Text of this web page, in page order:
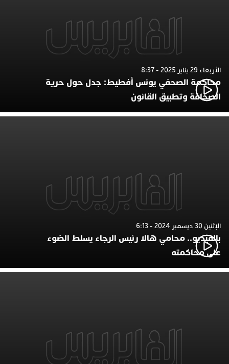
الأربعاء 29 يناير 2025 - 8:37
محاكمة الصحفي يونس أفطيط: جدل حول حرية
الصحافة وتطبيق القانون
الإثنين 30 ديسمبر 2024 - 6:13
بالفيديو.. محامي هالا رئيس الرجاء يسلط الضوء
على محاكمته